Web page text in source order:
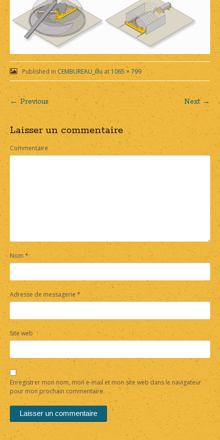
Published in CEMBUREAU_illu at 1065 × 799
Post
navigation
← Previous Next →
Laisser un commentaire
Commentaire
Nom *
Adresse de messagerie *
Site web
Enregistrer mon nom, mon e-mail et mon site web dans le navigateur
pour mon prochain commentaire.